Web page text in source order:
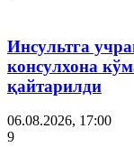
Инсультга
консулхона
қайтарилди
06.08.2026, 17:00
9